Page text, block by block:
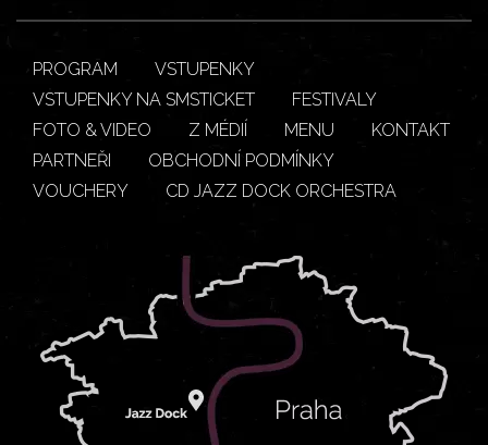
PROGRAM
VSTUPENKY
VSTUPENKY NA SMSTICKET
FESTIVALY
FOTO & VIDEO
Z MÉDIÍ MENU
KONTAKT
PARTNEŘI
OBCHODNÍ PODMÍNKY
VOUCHERY
CD JAZZ DOCK ORCHESTRA